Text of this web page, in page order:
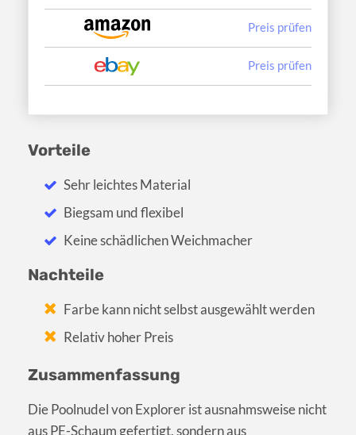
Preis prüfen
Preis prüfen
Vorteile
Sehr leichtes Material
Biegsam und flexibel
Keine schädlichen Weichmacher
Nachteile
Farbe kann nicht selbst ausgewählt werden
Relativ hoher Preis
Zusammenfassung
Die Poolnudel von Explorer ist ausnahmsweise nicht
aus PE-Schaum gefertigt, sondern aus